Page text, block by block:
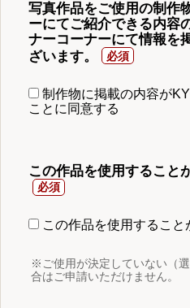
写真作品をご使用の制作
ーにてご紹介できる内容
ナーコーナーにて情報を
ざいます。
制作物に掲載の内容が
ことに同意する
この作品を使用すること
この作品を使用すること
※ご使用が決定していない（
合はご申請いただけません。